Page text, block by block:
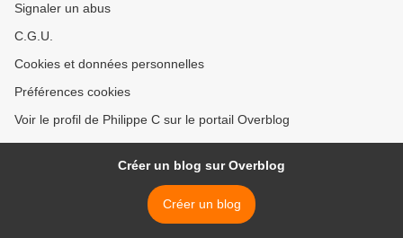
Signaler un abus
C.G.U.
Cookies et données personnelles
Préférences cookies
Voir le profil de Philippe C sur le portail Overblog
Créer un blog sur Overblog
Créer un blog